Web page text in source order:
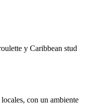
y Caribbean stud
con un ambiente